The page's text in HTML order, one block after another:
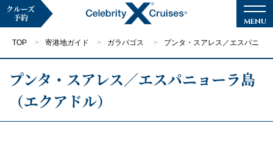
マイページ
クルーズ
予約
TOP 寄港地ガイド ガラパゴス プンタ・スアレス／エスパニョ
プンタ・スアレス／エスパニョーラ島
（エクアドル）